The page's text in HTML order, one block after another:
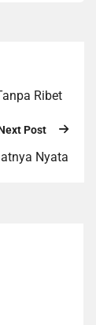
Ribet
Post
Nyata